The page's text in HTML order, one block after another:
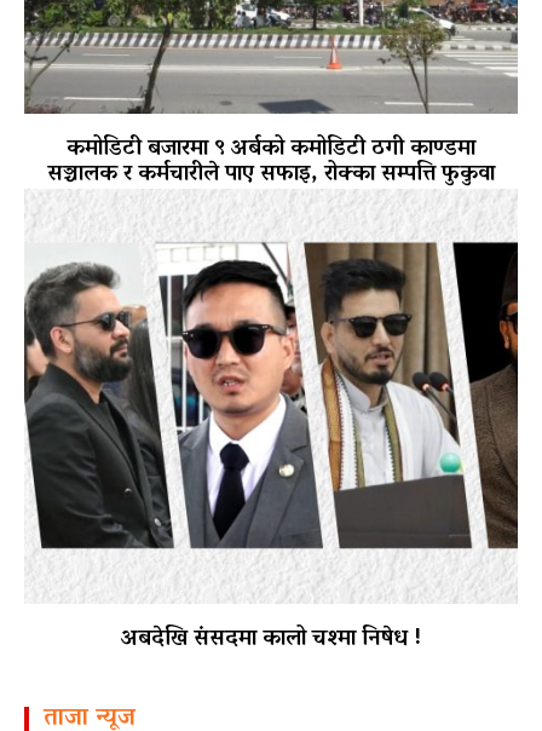
कमोडिटी बजारमा ९ अर्बको कमोडिटी ठगी काण्डमा
सञ्चालक र कर्मचारीले पाए सफाइ, रोक्का सम्पत्ति फुकुवा
अबदेखि संसदमा कालो चश्मा निषेध !
ताजा न्यूज